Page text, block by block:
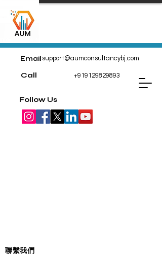
Email support@aumconsultancybj.com
Call +919129829893
Follow Us
聯繫我們